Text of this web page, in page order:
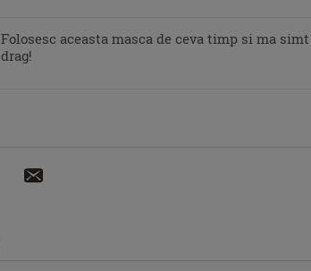
Folosesc aceasta masca de ceva timp si ma
drag!